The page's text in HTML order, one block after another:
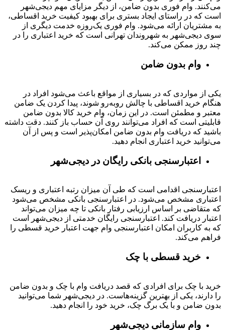
می‌کنند. وام فوری بدون ضامن، از دیگر مزایای مهم دیجی‌شهر
است که در راستای ایجاد بستری برای بهبود کیفیت خرید اقساطی،
به مشتریان ارائه می‌شود. وام فوری یک‌روزه خدمت دیگری از
سوی دیجی‌شهر به شهروندان تهرانی است که خرید اعتباری را در
چند روز ممکن می‌کند.
وام بدون ضامن
یکی از مواردی که در بسیاری از مواقع باعث می‌شود افراد در
هنگام خرید اقساطی با چالش روبه‌رو شوند، پیدا کردن یک ضامن
معتبر و مطمئن است. در این زمان، وام خرید کالا بدون ضامن
قابلیتی است که افراد می‌توانند روی آن حساب باز کنند. دقت داشته
باشید که دریافت وام بدون ضامن امکان‌پذیر است و پس از آن
می‌توانید خرید اعتباری انجام دهید.
اعتبارسنجی بانکی رایگان در دیجی‌شهر
اعتبارسنجی اقدامی است که طی آن میزان رتبه اعتباری و ریسک
اعتباری مشخص می‌شود. در اعتبارسنجی بانکی مشخص می‌شود
که متقاضی بر اساس ارزیابی رفتار بانکی تا چه میزان می‌تواند
اعتبار دریافت کند. اعتبارسنجی رایگان خدمتی از دیجی‌شهر است
که به کاربران امکان اعتبارسنجی وام جهت اعتبار خرید قسطی را
فراهم می‌کند.
خرید قسطی با چک
خرید با چک برای افرادی که قصد دریافت وام با چک و بدون ضامن
را دارند، یکی از بهترین گزینه‌هاست. در دیجی‌شهر شما می‌توانید
بدون ضامن و با یک برگ چک، خرید خود را انجام دهید.
وام سازمانی دیجی‌شهر